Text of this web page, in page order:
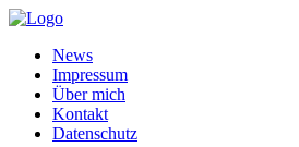
News
Impressum
Über mich
Kontakt
Datenschutz